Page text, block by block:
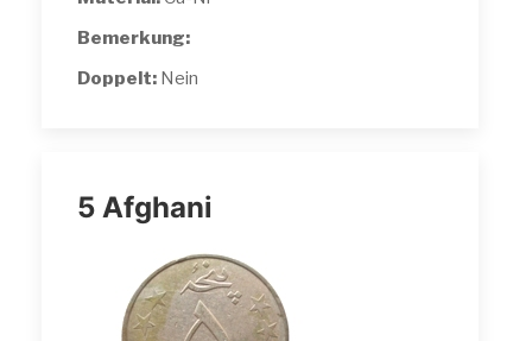
Bemerkung:
Doppelt: Nein
5 Afghani